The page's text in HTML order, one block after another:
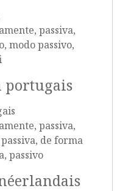
passiva,
modo passivo,
portugais
passiva,
de forma
passivo